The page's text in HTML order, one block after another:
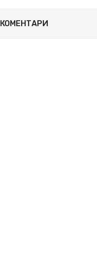
КОМЕНТАРИ